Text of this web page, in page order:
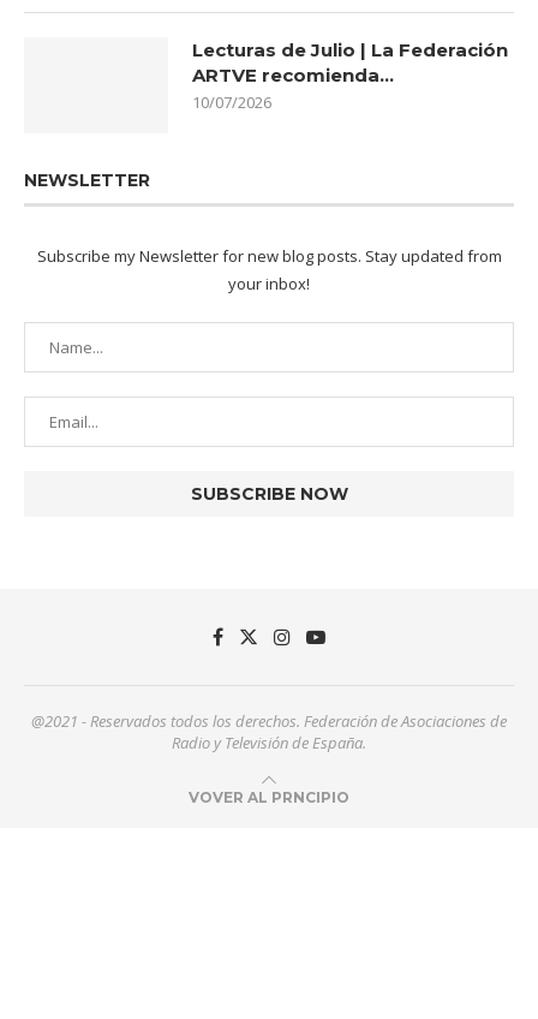
Lecturas de Julio | La Federación
ARTVE recomienda…
10/07/2026
NEWSLETTER
Subscribe my Newsletter for new blog posts. Stay updated from
your inbox!
@2021 - Reservados todos los derechos. Federación de Asociaciones de
Radio y Televisión de España.
VOVER AL PRNCIPIO